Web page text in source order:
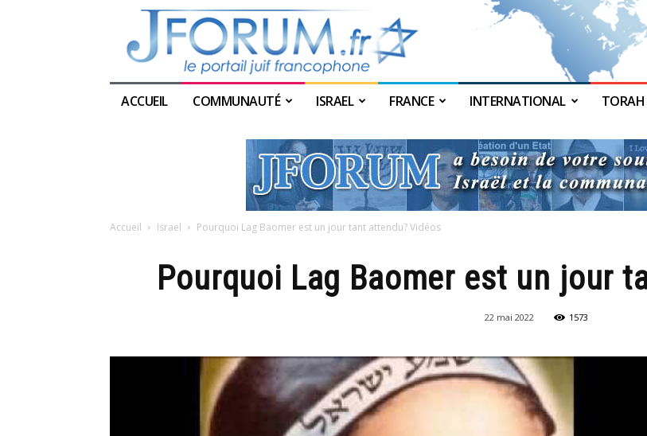
ACCUEIL COMMUNAUTÉ ISRAEL FRANCE INTERNATIONAL TORAH
Accueil Israel Pourquoi Lag Baomer est un jour tant attendu? Vidéos
Pourquoi Lag Baomer est un jour
22 mai 2022 1573